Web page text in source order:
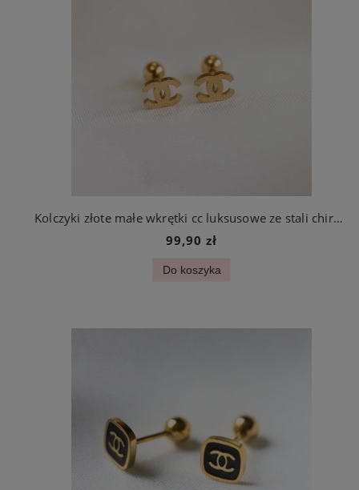
Kolczyki złote małe wkrętki cc luksusowe ze stali chirurgicznej
99,90 zł
Do koszyka